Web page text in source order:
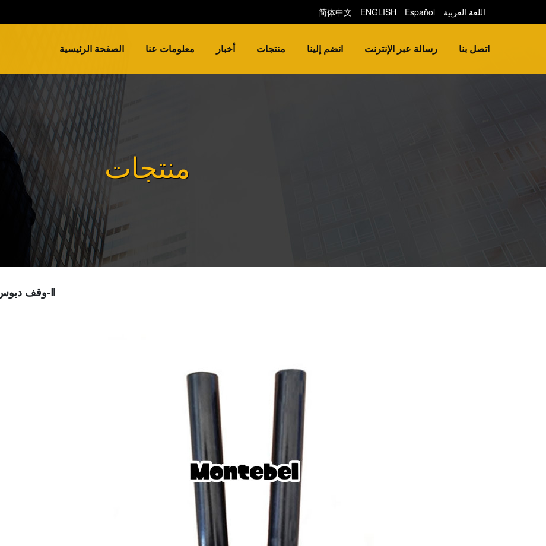
简体中文 ENGLISH Español اللغة العربية
الصفحة الرئيسية معلومات عنا أخبار منتجات انضم إلينا رسالة عبر الإنترنت اتصل بنا
منتجات
وقف دبوس-Ⅱ